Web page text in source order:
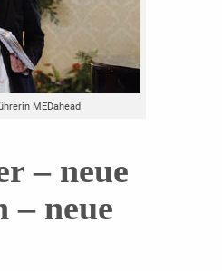
MEDahead
– neue
– neue